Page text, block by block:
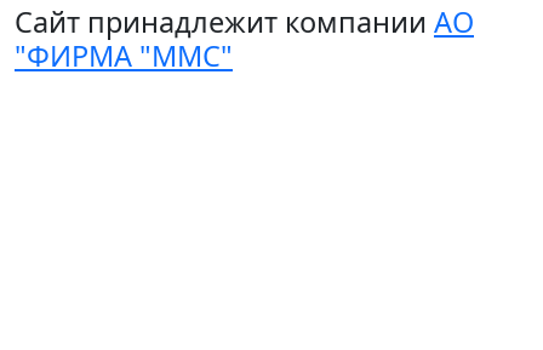
Сайт принадлежит компании АО
"ФИРМА "ММС"